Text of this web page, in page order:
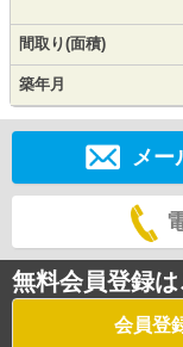
間取り(面積)
築年月
メー
無料会員登録は
会員登